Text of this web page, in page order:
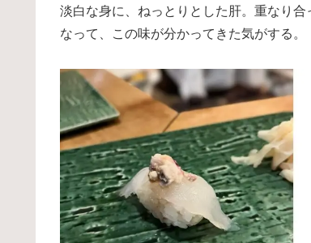
淡白な身に、ねっとりとした肝。重なり
なって、この味が分かってきた気がする。